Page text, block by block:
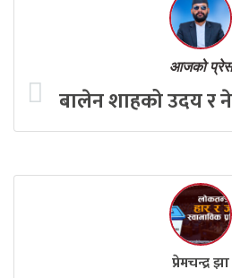
आजको प्रेस
बालेन शाहको उदय र
प्रेमचन्द्र झा